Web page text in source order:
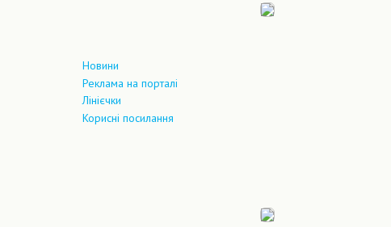
Новини
Реклама на порталі
Лінієчки
Корисні посилання